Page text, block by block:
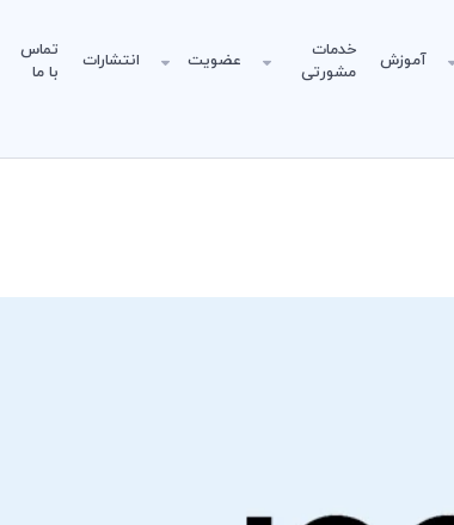
آموزش
خدمات
مشورتی
عضویت انتشارات
تماس
با ما